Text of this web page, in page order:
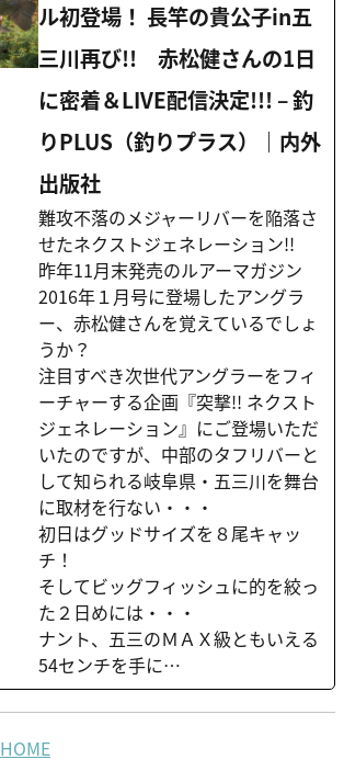
ル初登場！ 長竿の貴公子in五
三川再び!! 赤松健さんの1日
に密着＆LIVE配信決定!!! – 釣
りPLUS（釣りプラス）｜内外
出版社
難攻不落のメジャーリバーを陥落さ
せたネクストジェネレーション!!
昨年11月末発売のルアーマガジン
2016年１月号に登場したアングラ
ー、赤松健さんを覚えているでしょ
うか？
注目すべき次世代アングラーをフィ
ーチャーする企画『突撃!! ネクスト
ジェネレーション』にご登場いただ
いたのですが、中部のタフリバーと
して知られる岐阜県・五三川を舞台
に取材を行ない・・・
初日はグッドサイズを８尾キャッ
チ！
そしてビッグフィッシュに的を絞っ
た２日めには・・・
ナント、五三のＭＡＸ級ともいえる
54センチを手に…
HOME